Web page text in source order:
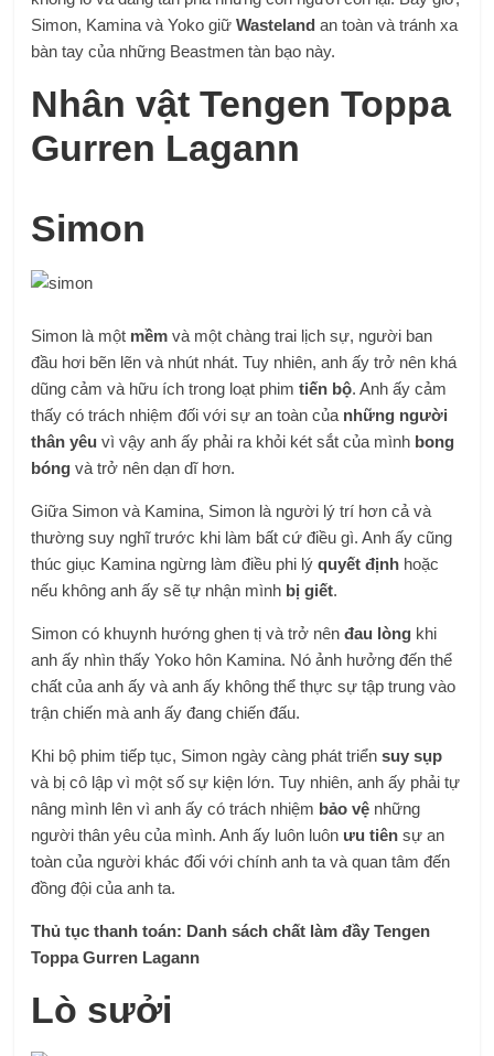
Simon, Kamina và Yoko giữWastelandan toàn và tránh xa
bàn tay của những Beastmen tàn bạo này.
Nhân vật Tengen Toppa
Gurren Lagann
Simon
Simon là một mềmvà một chàng trai lịch sự, người ban
đầu hơi bẽn lẽn và nhút nhát. Tuy nhiên, anh ấy trở nên khá
dũng cảm và hữu ích trong loạt phimtiến bộ. Anh ấy cảm
thấy có trách nhiệm đối với sự an toàn của những người
thân yêu vì vậy anh ấy phải ra khỏi két sắt của mình bong
bóngvà trở nên dạn dĩ hơn.
Giữa Simon và Kamina, Simon là người lý trí hơn cả và
thường suy nghĩ trước khi làm bất cứ điều gì. Anh ấy cũng
thúc giục Kamina ngừng làm điều phi lýquyết định hoặc
nếu không anh ấy sẽ tự nhận mình bị giết.
Simon có khuynh hướng ghen tị và trở nênđau lòng khi
anh ấy nhìn thấy Yoko hôn Kamina. Nó ảnh hưởng đến thể
chất của anh ấy và anh ấy không thể thực sự tập trung vào
trận chiến mà anh ấy đang chiến đấu.
Khi bộ phim tiếp tục, Simon ngày càng phát triểnsuy sụp
và bị cô lập vì một số sự kiện lớn. Tuy nhiên, anh ấy phải tự
nâng mình lên vì anh ấy có trách nhiệm bảo vệ những
người thân yêu của mình. Anh ấy luôn luôn ưu tiênsự an
toàn của người khác đối với chính anh ta và quan tâm đến
đồng đội của anh ta.
Thủ tục thanh toán: Danh sách chất làm đầy Tengen
Toppa Gurren Lagann
Lò sưởi